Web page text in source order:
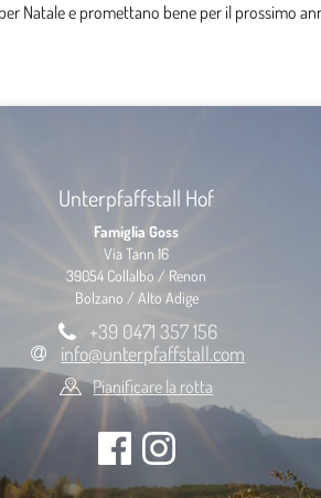
Natale e promettano bene per il prossimo
Unterpfaffstall Hof
Famiglia Goss
Via Tann 16
39054 Collalbo / Renon
Bolzano / Alto Adige
+39 0471 357 156
info@unterpfaffstall.com
Pianificare la rotta